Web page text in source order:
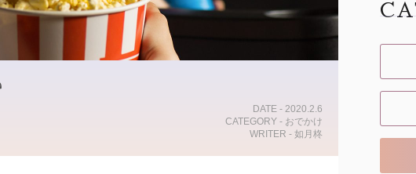
DATE - 2020.2.6
CATEGORY - おでかけ
WRITER - 如月柊